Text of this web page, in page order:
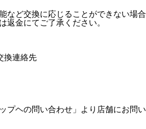
など交換に応じることができない場合
返金にてご了承ください。
換連絡先
プヘの問い合わせ」より店舗にお問い